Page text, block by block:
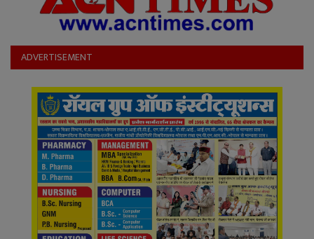
ADVERTISEMENT